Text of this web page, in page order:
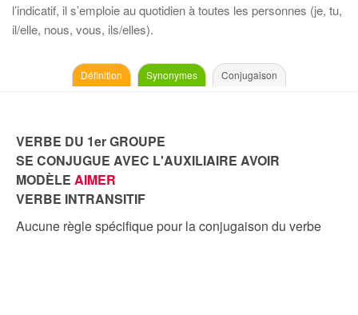
l’indicatif, il s’emploie au quotidien à toutes les personnes (je, tu,
il/elle, nous, vous, ils/elles).
Définition Synonymes Conjugaison
VERBE DU 1er GROUPE
SE CONJUGUE AVEC L'AUXILIAIRE AVOIR
MODÈLE AIMER
VERBE INTRANSITIF
Aucune règle spécifique pour la conjugaison du verbe